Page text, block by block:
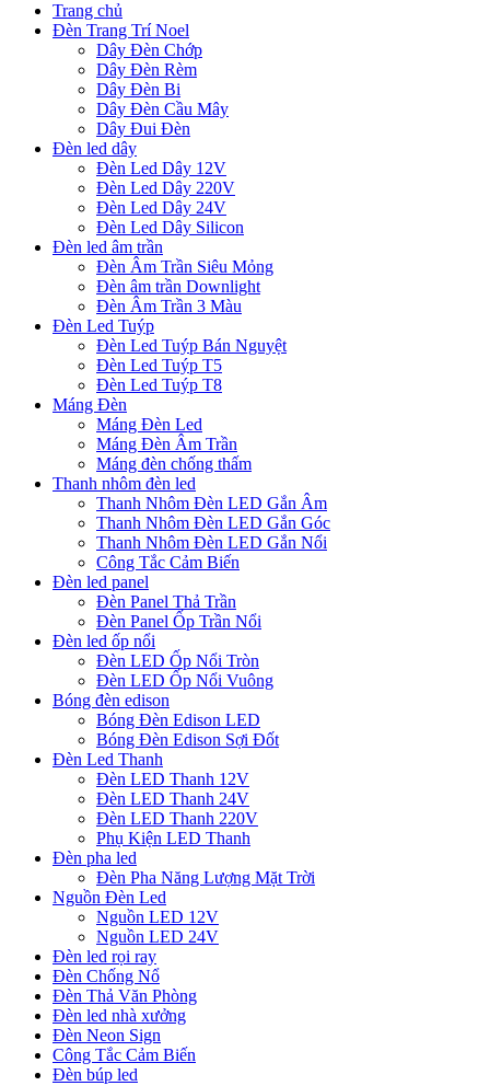
Trang chủ
Đèn Trang Trí Noel
Dây Đèn Chớp
Dây Đèn Rèm
Dây Đèn Bi
Dây Đèn Cầu Mây
Dây Đui Đèn
Đèn led dây
Đèn Led Dây 12V
Đèn Led Dây 220V
Đèn Led Dây 24V
Đèn Led Dây Silicon
Đèn led âm trần
Đèn Âm Trần Siêu Mỏng
Đèn âm trần Downlight
Đèn Âm Trần 3 Màu
Đèn Led Tuýp
Đèn Led Tuýp Bán Nguyệt
Đèn Led Tuýp T5
Đèn Led Tuýp T8
Máng Đèn
Máng Đèn Led
Máng Đèn Âm Trần
Máng đèn chống thấm
Thanh nhôm đèn led
Thanh Nhôm Đèn LED Gắn Âm
Thanh Nhôm Đèn LED Gắn Góc
Thanh Nhôm Đèn LED Gắn Nổi
Công Tắc Cảm Biến
Đèn led panel
Đèn Panel Thả Trần
Đèn Panel Ốp Trần Nổi
Đèn led ốp nổi
Đèn LED Ốp Nổi Tròn
Đèn LED Ốp Nổi Vuông
Bóng đèn edison
Bóng Đèn Edison LED
Bóng Đèn Edison Sợi Đốt
Đèn Led Thanh
Đèn LED Thanh 12V
Đèn LED Thanh 24V
Đèn LED Thanh 220V
Phụ Kiện LED Thanh
Đèn pha led
Đèn Pha Năng Lượng Mặt Trời
Nguồn Đèn Led
Nguồn LED 12V
Nguồn LED 24V
Đèn led rọi ray
Đèn Chống Nổ
Đèn Thả Văn Phòng
Đèn led nhà xưởng
Đèn Neon Sign
Công Tắc Cảm Biến
Đèn búp led